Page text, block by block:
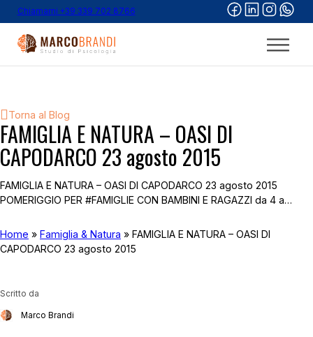
Chiamami +39 339 702 8766
FAMIGLIA E NATURA – OASI DI
CAPODARCO 23 agosto 2015
FAMIGLIA E NATURA – OASI DI CAPODARCO 23 agosto 2015
POMERIGGIO PER #FAMIGLIE CON BAMBINI E RAGAZZI da 4 a…
Home » Famiglia & Natura » FAMIGLIA E NATURA – OASI DI
CAPODARCO 23 agosto 2015
Scritto da
Marco Brandi
Torna al Blog